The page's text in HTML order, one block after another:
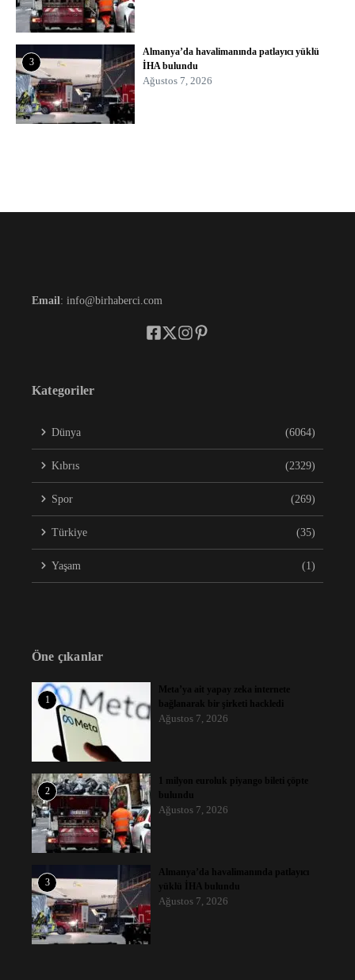
3
Almanya’da havalimanında patlayıcı yüklü
İHA bulundu
Ağustos 7, 2026
Email : info@birhaberci.com
Kategoriler
Dünya (6064)
Kıbrıs (2329)
Spor (269)
Türkiye (35)
Yaşam (1)
Öne çıkanlar
1
Meta’ya ait yapay zeka internete
bağlanarak bir şirketi hackledi
Ağustos 7, 2026
2
1 milyon euroluk piyango bileti çöpte
bulundu
Ağustos 7, 2026
3
Almanya’da havalimanında patlayıcı
yüklü İHA bulundu
Ağustos 7, 2026